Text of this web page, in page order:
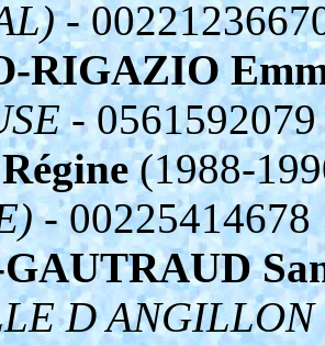
-
RIGAZIO
- 0561592079
(1988-
- 00225414678
D ANGILLON